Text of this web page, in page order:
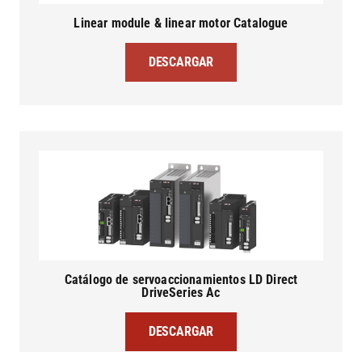
Linear module & linear motor Catalogue
DESCARGAR
Catálogo de servoaccionamientos LD Direct
DriveSeries Ac
DESCARGAR